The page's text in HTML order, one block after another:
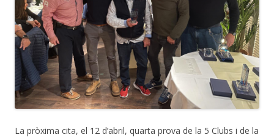
La pròxima cita, el 12 d’abril, quarta prova de la 5 Clubs i de la